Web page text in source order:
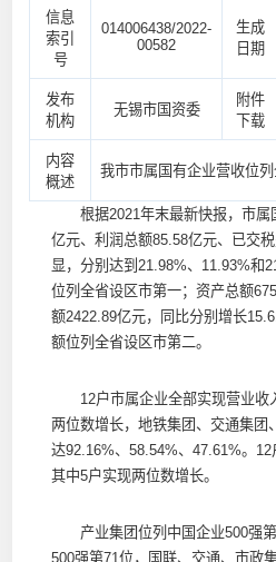
信息
索引
号
014006438/2022-
00582
生成
日期
发布
机构
无锡市国资委
附件
下载
内容
概述
我市市属国有企业营收位
根据2021年末最新快报，市属
亿元、利润总额85.58亿元、已交
显，分别达到21.98%、11.93%和
位列全省设区市第一；资产总额
额2422.89亿元，同比分别增长
额位列全省设区市第二。
12户市属企业全部实现营业收
两位数增长，地铁集团、交通集团
达92.16%、58.54%、47.61%。12
其中5户实现两位数增长。
产业集团位列中国企业500强第
500强第71位，国联、交通、市政